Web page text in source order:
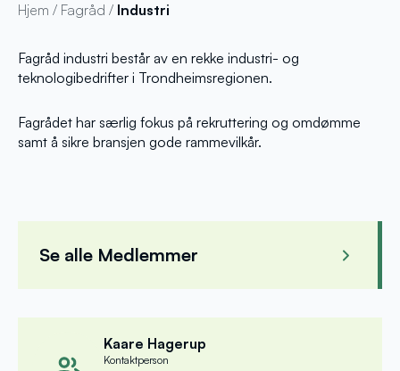
Hjem / Fagråd / Industri
Fagråd industri består av en rekke industri- og
teknologibedrifter i Trondheimsregionen.
Fagrådet har særlig fokus på rekruttering og omdømme
samt å sikre bransjen gode rammevilkår.
Se alle Medlemmer
Robert Selbekk
Kaare Hagerup
Kontaktperson